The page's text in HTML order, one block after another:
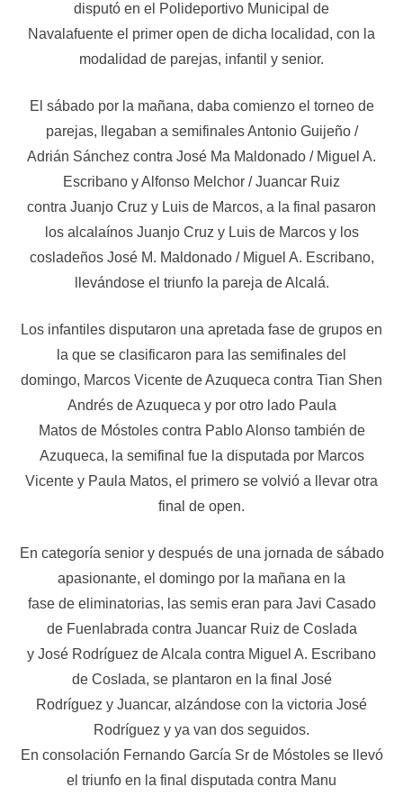
disputó en el Polideportivo Municipal de
Navalafuente el primer open de dicha localidad, con la
modalidad de parejas, infantil y senior.
El sábado por la mañana, daba comienzo el torneo de
parejas, llegaban a semifinales Antonio Guijeño /
Adrián Sánchez contra José Ma Maldonado / Miguel A.
Escribano y Alfonso Melchor / Juancar Ruiz
contra Juanjo Cruz y Luis de Marcos, a la final pasaron
los alcalaínos Juanjo Cruz y Luis de Marcos y los
cosladeños José M. Maldonado / Miguel A. Escribano,
llevándose el triunfo la pareja de Alcalá.
Los infantiles disputaron una apretada fase de grupos en
la que se clasificaron para las semifinales del
domingo, Marcos Vicente de Azuqueca contra Tian Shen
Andrés de Azuqueca y por otro lado Paula
Matos de Móstoles contra Pablo Alonso también de
Azuqueca, la semifinal fue la disputada por Marcos
Vicente y Paula Matos, el primero se volvió a llevar otra
final de open.
En categoría senior y después de una jornada de sábado
apasionante, el domingo por la mañana en la
fase de eliminatorias, las semis eran para Javi Casado
de Fuenlabrada contra Juancar Ruiz de Coslada
y José Rodríguez de Alcala contra Miguel A. Escribano
de Coslada, se plantaron en la final José
Rodríguez y Juancar, alzándose con la victoria José
Rodríguez y ya van dos seguidos.
En consolación Fernando García Sr de Móstoles se llevó
el triunfo en la final disputada contra Manu